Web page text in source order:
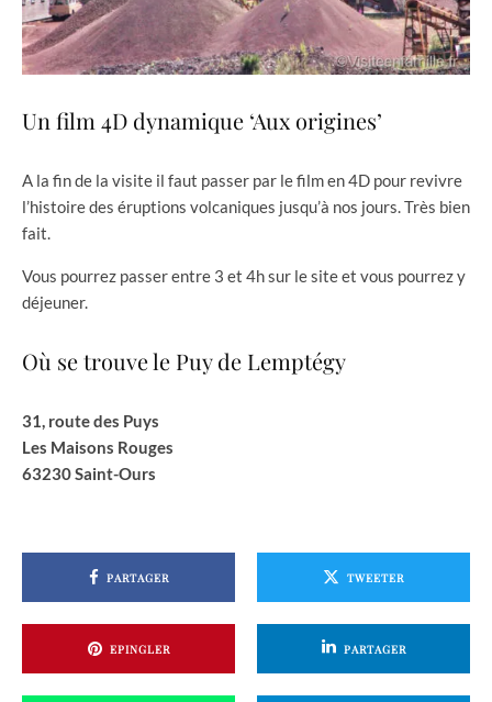
Un film 4D dynamique ‘Aux origines’
A la fin de la visite il faut passer par le film en 4D pour revivre
l’histoire des éruptions volcaniques jusqu’à nos jours. Très bien
fait.
Vous pourrez passer entre 3 et 4h sur le site et vous pourrez y
déjeuner.
Où se trouve le Puy de Lemptégy
31, route des Puys
Les Maisons Rouges
63230 Saint-Ours
PARTAGER TWEETER
EPINGLER PARTAGER